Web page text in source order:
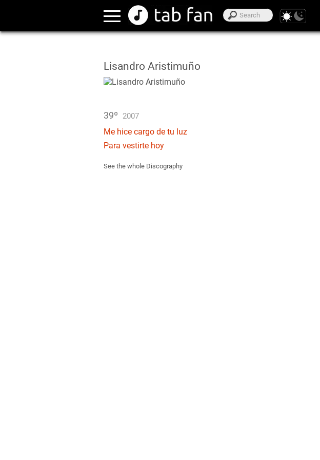
Lisandro Aristimuño
39º 2007
Me hice cargo de tu luz
Para vestirte hoy
See the whole Discography